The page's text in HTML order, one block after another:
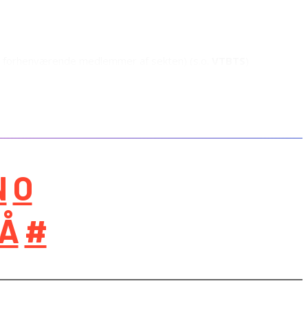
O
#